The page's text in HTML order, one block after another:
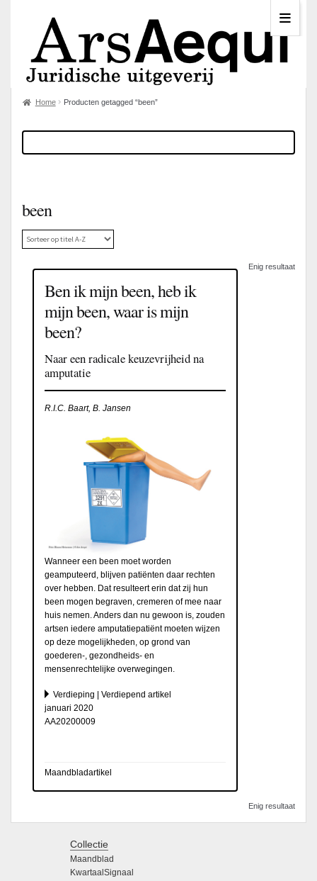
Home Producten getagged “been”
been
Enig resultaat
Ben ik mijn been, heb ik
mijn been, waar is mijn
been?
Naar een radicale keuzevrijheid na
amputatie
R.I.C. Baart, B. Jansen
Wanneer een been moet worden
geamputeerd, blijven patiënten daar rechten
over hebben. Dat resulteert erin dat zij hun
been mogen begraven, cremeren of mee naar
huis nemen. Anders dan nu gewoon is, zouden
artsen iedere amputatiepatiënt moeten wijzen
op deze mogelijkheden, op grond van
goederen-, gezondheids- en
mensenrechtelijke overwegingen.
Verdieping | Verdiepend artikel
januari 2020
AA20200009
Maandbladartikel
Enig resultaat
Collectie
Maandblad
KwartaalSignaal